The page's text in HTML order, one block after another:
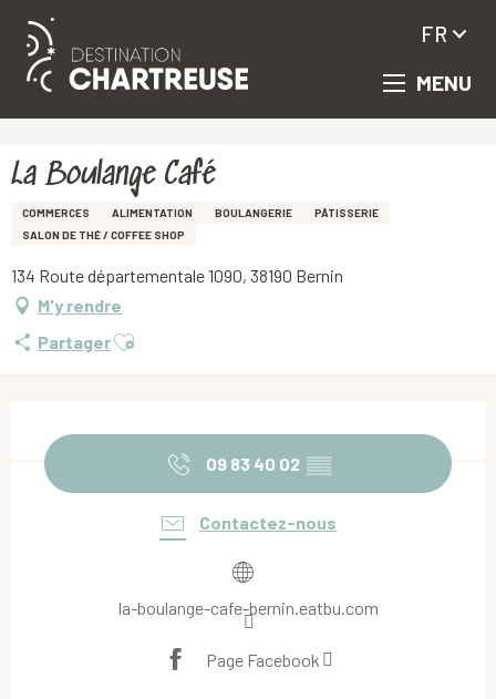
Aller
principal
MENU
FR
La Boulange Café
COMMERCES ALIMENTATION BOULANGERIE
PÂTISSERIE
SALON DE THÉ / COFFEE SHOP
134 Route départementale 1090, 38190 Bernin
M'y rendre
PartagerAjouter aux favoris
09 83 40 02 ▒▒
Contactez-nous
la-boulange-cafe-bernin.eatbu.com
Page Facebook